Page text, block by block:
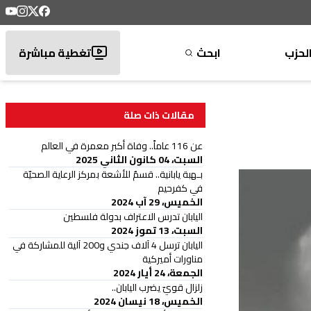
الحزب ابحث تغطية مباشرة
مقالات ذات صلة
عن 116 عاماً.. وفاة أكبر معمرة في العالم
السبت، 04 كانون الثاني 2025
بـهبة يابانية.. قسمٌ للأشعة بمركز الرعاية الصحيّة
في كفرحيم
الخميس، 29 آب 2024
اليابان تدرس الاعتراف بدولة فلسطين
السبت، 13 تموز 2024
اليابان ترسل 4 آلاف جندي و200 آلية للمشاركة في
مناورات أميركية
الجمعة، 24 أيار 2024
زلزال قويّ يضرب اليابان..
الخميس، 18 نيسان 2024